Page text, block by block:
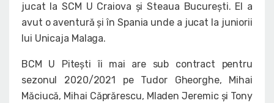
jucat la SCM U Craiova și Steaua București. El a
avut o aventură și în Spania unde a jucat la juniorii
lui Unicaja Malaga.
BCM U Pitești îi mai are sub contract pentru
sezonul 2020/2021 pe Tudor Gheorghe, Mihai
Măciucă, Mihai Căprărescu, Mladen Jeremic și Tony